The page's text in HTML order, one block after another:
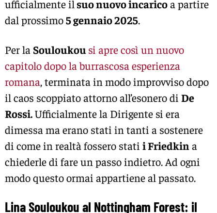
ufficialmente il suo nuovo incaricoa partire
dal prossimo5 gennaio 2025.
Per la Souloukousi apre così un nuovo
capitolo dopo la burrascosa esperienza
romana, terminata in modo improvviso dopo
il caos scoppiato attorno all’esonero di De
Rossi.Ufficialmente la Dirigente si era
dimessa ma erano stati in tanti a sostenere
di come in realtà fossero stati i Friedkina
chiederle di fare un passo indietro. Ad ogni
modo questo ormai appartiene al passato.
LinaSouloukou al Nottingham Forest: il